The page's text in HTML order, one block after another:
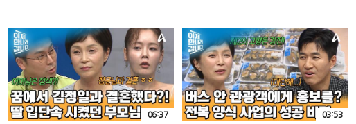
06:37 03:53